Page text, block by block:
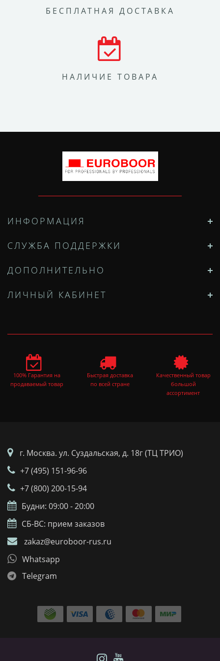
БЕСПЛАТНАЯ ДОСТАВКА
НАЛИЧИЕ ТОВАРА
ИНФОРМАЦИЯ
СЛУЖБА ПОДДЕРЖКИ
ДОПОЛНИТЕЛЬНО
ЛИЧНЫЙ КАБИНЕТ
100% Гарантия на
продаваемый товар
Быстрая доставка
по всей стране
Качественный товар
большой
ассортимент
г. Москва. ул. Суздальская, д. 18г (ТЦ ТРИО)
+7 (495) 151-96-96
+7 (800) 200-15-94
Будни: 09:00 - 20:00
СБ-ВС: прием заказов
zakaz@euroboor-rus.ru
Whatsapp
Telegram